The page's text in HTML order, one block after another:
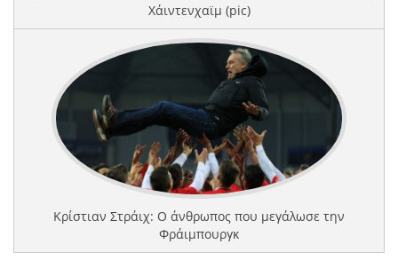
Χάιντενχαϊμ (pic)
Κρίστιαν Στράιχ: Ο άνθρωπος που μεγάλωσε την
Φράιμπουργκ